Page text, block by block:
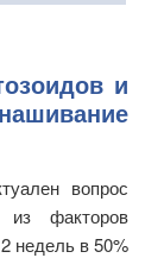
и
вопрос
факторов
недель в 50%